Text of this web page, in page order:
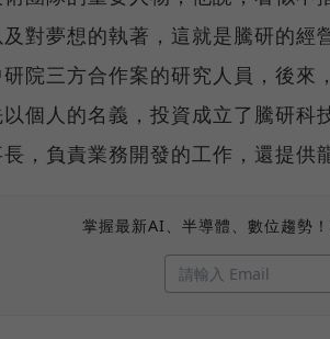
及對夢想的執著，這就是騰研的
研院三方合作案的研究人員，後
以個人的名義，投資成立了騰研
，負責業務開發的工作，還提供
掌握最新AI、半導體、數位趨勢